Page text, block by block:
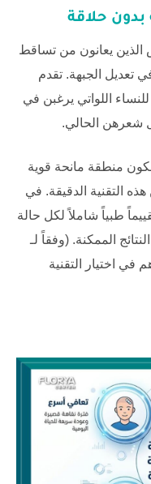
بدون حلاقة
الذين يعانون من تساقط
تعديل الجبهة. تقدم
اللواتي يرغبن في
شعرهن الحالي.
منطقة مانحة قوية
التقنية الدقيقة. في
طبياً شاملاً لكل حالة
الممكنة. (وفقاً لـ
في اختيار التقنية